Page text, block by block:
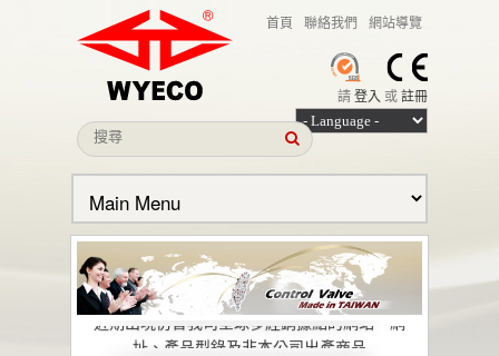
首頁 聯絡我們 網站導覽
請登入 或註冊
本公司名義遭冒用之聲明
近期出現仿冒我司全球多經銷據點的網站、網
址、產品型錄及非本公司出產商品